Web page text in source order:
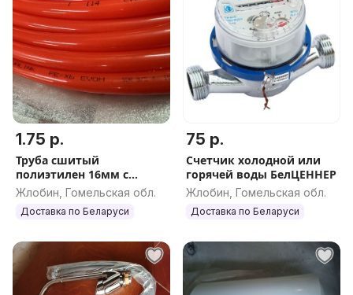
1.75 р.
Труба сшитый
полиэтилен 16мм с
кислородным слоем
Жлобин, Гомельская обл.
Доставка по Беларуси
75 р.
Счетчик холодной или
горячей воды БелЦЕННЕР
Жлобин, Гомельская обл.
Доставка по Беларуси